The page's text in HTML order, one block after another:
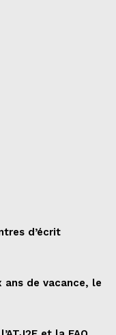
d’écrit
de vacance, le